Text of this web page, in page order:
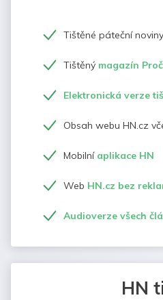
Tištěné páteční
Tištěný magazín
Elektronická verze
Obsah webu HN.cz
Mobilní aplikace HN
Web HN.cz bez
Audioverze všech
HN